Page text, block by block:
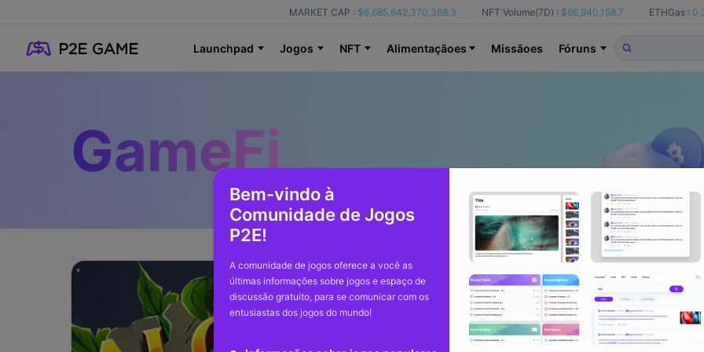
MARKET CAP : $6,685,642,370,368.3 NFT Volume(7D) : $66,940,158.7 ETHGas :
Launchpad Jogos NFT Alimentaçãoes Missãoes Fóruns
Bem-vindo à
Comunidade de Jogos
P2E!
A comunidade de jogos oferece a você as
últimas informações sobre jogos e espaço de
discussão gratuito, para se comunicar com os
entusiastas dos jogos do mundo!
GameFi